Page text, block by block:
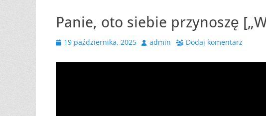
Panie, oto siebie przynoszę
Opublikowano
19 października, 2025 Autoradmin Dodaj komentarz